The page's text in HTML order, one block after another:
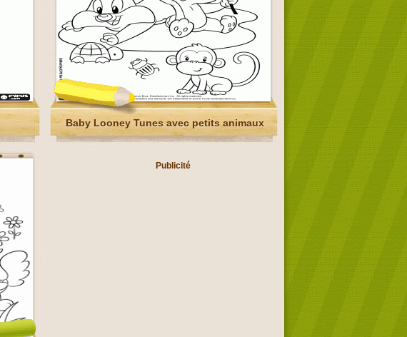
Baby Looney Tunes avec petits animaux
Publicité